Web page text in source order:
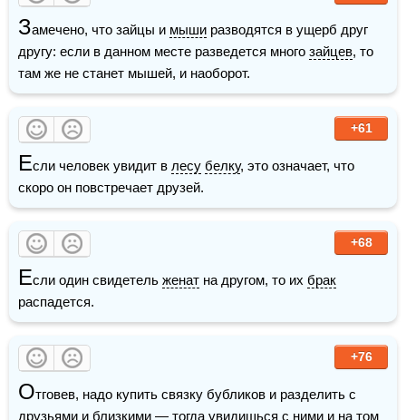
Замечено, что зайцы и мыши разводятся в ущерб друг
другу: если в данном месте разведется много зайцев, то
там же не станет мышей, и наоборот.
+61
Если человек увидит в лесу белку, это означает, что
скоро он повстречает друзей.
+68
Если один свидетель женат на другом, то их брак
распадется.
+76
Отговев, надо купить связку бубликов и разделить с